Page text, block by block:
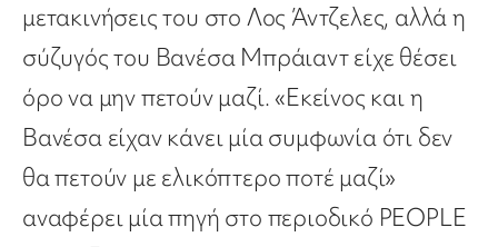
μετακινήσεις του στο Λος Άντζελες, αλλά η
σύζυγός του Βανέσα Μπράιαντ είχε θέσει
όρο να μην πετούν μαζί. «Εκείνος και η
Βανέσα είχαν κάνει μία συμφωνία ότι δεν
θα πετούν με ελικόπτερο ποτέ μαζί»
αναφέρει μία πηγή στο περιοδικό PEOPLE